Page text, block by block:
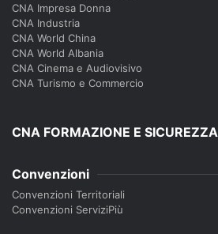
CNA Impresa Donna
CNA Industria
CNA World China
CNA World Albania
CNA Cinema e Audiovisivo
CNA Turismo e Commercio
CNA FORMAZIONE E SICUREZZA
Convenzioni
Convenzioni Territoriali
Convenzioni ServiziPiù